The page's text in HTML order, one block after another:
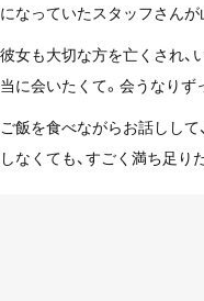
になっていたスタッフさんが
彼女も大切な方を亡くされ、
当に会いたくて。会うなりず
ご飯を食べながらお話しして
しなくても、すごく満ち足り